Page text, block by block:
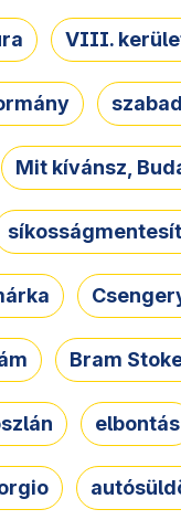
VIII.
Mit kívánsz,
Bram
elbontás